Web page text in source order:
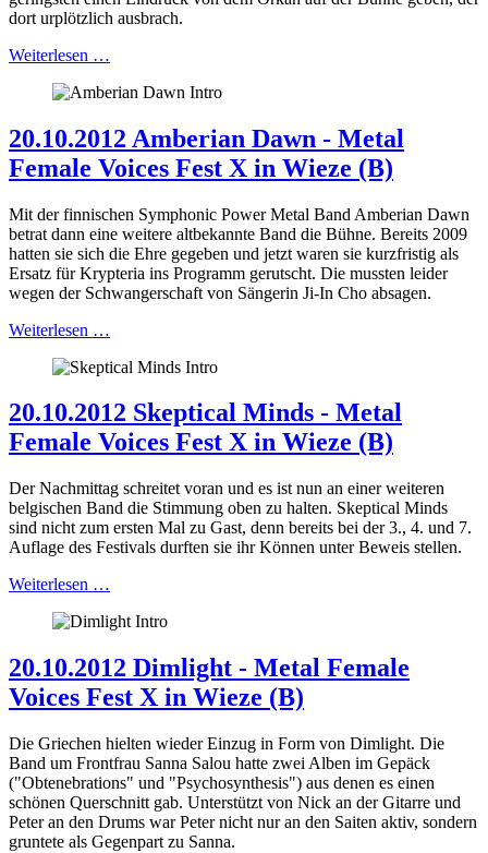
dort urplötzlich ausbrach.
Weiterlesen …
20.10.2012 Amberian Dawn - Metal
Female Voices Fest X in Wieze (B)
Mit der finnischen Symphonic Power Metal Band Amberian Dawn
betrat dann eine weitere altbekannte Band die Bühne. Bereits 2009
hatten sie sich die Ehre gegeben und jetzt waren sie kurzfristig als
Ersatz für Krypteria ins Programm gerutscht. Die mussten leider
wegen der Schwangerschaft von Sängerin Ji-In Cho absagen.
Weiterlesen …
20.10.2012 Skeptical Minds - Metal
Female Voices Fest X in Wieze (B)
Der Nachmittag schreitet voran und es ist nun an einer weiteren
belgischen Band die Stimmung oben zu halten. Skeptical Minds
sind nicht zum ersten Mal zu Gast, denn bereits bei der 3., 4. und 7.
Auflage des Festivals durften sie ihr Können unter Beweis stellen.
Weiterlesen …
20.10.2012 Dimlight - Metal Female
Voices Fest X in Wieze (B)
Die Griechen hielten wieder Einzug in Form von Dimlight. Die
Band um Frontfrau Sanna Salou hatte zwei Alben im Gepäck
("Obtenebrations" und "Psychosynthesis") aus denen es einen
schönen Querschnitt gab. Unterstützt von Nick an der Gitarre und
Peter an den Drums war Peter nicht nur an den Saiten aktiv, sondern
gruntete als Gegenpart zu Sanna.